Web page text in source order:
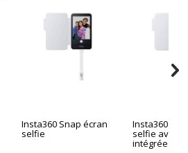
Insta360 Snap écran
selfie
Insta360
selfie avec
intégrée